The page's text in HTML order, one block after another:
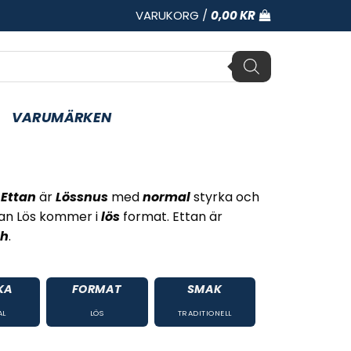
VARUKORG / 0,00KR
VARUMÄRKEN
Ettan ärLössnus mednormalstyrka och
Lös kommer ilös format. Ettan är
.
FORMAT
LÖS
SMAK
TRADITIONELL